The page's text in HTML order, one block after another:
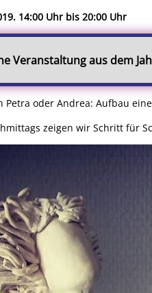
14:00 Uhr bis 20:00 Uhr
Veranstaltung aus dem
Petra oder Andrea: Aufbau
zeigen wir Schritt für